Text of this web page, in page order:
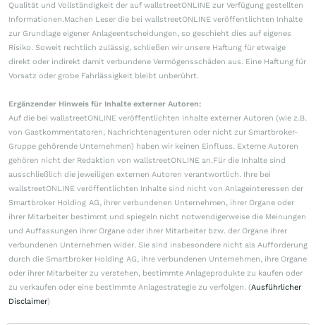
Qualität und Vollständigkeit der auf wallstreetONLINE zur Verfügung gestellten
Informationen.Machen Leser die bei wallstreetONLINE veröffentlichten Inhalte
zur Grundlage eigener Anlageentscheidungen, so geschieht dies auf eigenes
Risiko. Soweit rechtlich zulässig, schließen wir unsere Haftung für etwaige
direkt oder indirekt damit verbundene Vermögensschäden aus. Eine Haftung für
Vorsatz oder grobe Fahrlässigkeit bleibt unberührt.
Ergänzender Hinweis für Inhalte externer Autoren:
Auf die bei wallstreetONLINE veröffentlichten Inhalte externer Autoren (wie z.B.
von Gastkommentatoren, Nachrichtenagenturen oder nicht zur Smartbroker-
Gruppe gehörende Unternehmen) haben wir keinen Einfluss. Externe Autoren
gehören nicht der Redaktion von wallstreetONLINE an.Für die Inhalte sind
ausschließlich die jeweiligen externen Autoren verantwortlich. Ihre bei
wallstreetONLINE veröffentlichten Inhalte sind nicht von Anlageinteressen der
Smartbroker Holding AG, ihrer verbundenen Unternehmen, ihrer Organe oder
ihrer Mitarbeiter bestimmt und spiegeln nicht notwendigerweise die Meinungen
und Auffassungen ihrer Organe oder ihrer Mitarbeiter bzw. der Organe ihrer
verbundenen Unternehmen wider. Sie sind insbesondere nicht als Aufforderung
durch die Smartbroker Holding AG, ihre verbundenen Unternehmen, ihre Organe
oder ihrer Mitarbeiter zu verstehen, bestimmte Anlageprodukte zu kaufen oder
zu verkaufen oder eine bestimmte Anlagestrategie zu verfolgen. (Ausführlicher
Disclaimer)